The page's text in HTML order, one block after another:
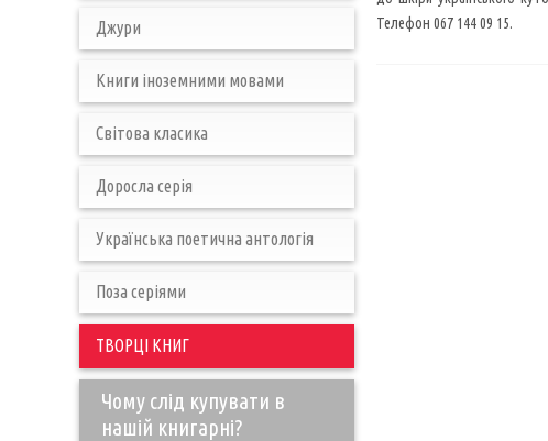
Телефон 067 144 09 15.
Джури
Книги іноземними мовами
Світова класика
Доросла серія
Українська поетична антологія
Поза серіями
ТВОРЦІ КНИГ
Чому слід купувати в
нашій книгарні?